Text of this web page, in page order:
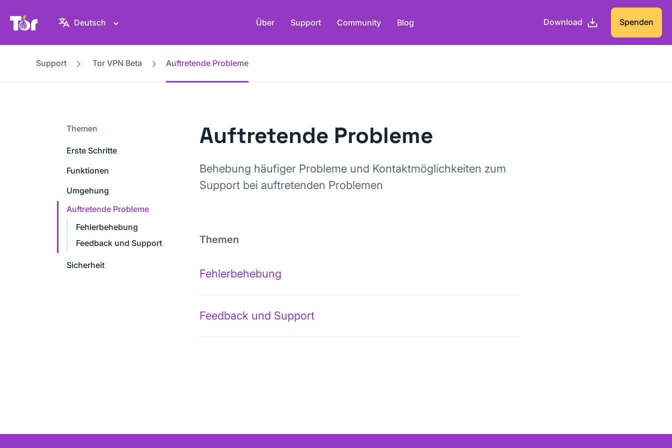
Tor-Projekt Webseite
Deutsch Über Support Community Blog Download Spenden
Support Tor VPN Beta Auftretende Probleme
Themen
Erste Schritte
Funktionen
Umgehung
Auftretende Probleme
Fehlerbehebung
Feedback und Support
Sicherheit
Auftretende Probleme
Behebung häufiger Probleme und Kontaktmöglichkeiten zum
Support bei auftretenden Problemen
Themen
Fehlerbehebung
Feedback und Support